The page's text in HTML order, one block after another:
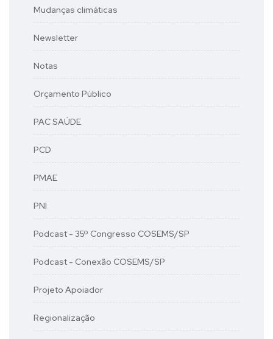
Mudanças climáticas
Newsletter
Notas
Orçamento Público
PAC SAÚDE
PCD
PMAE
PNI
Podcast - 35º Congresso COSEMS/SP
Podcast - Conexão COSEMS/SP
Projeto Apoiador
Regionalização